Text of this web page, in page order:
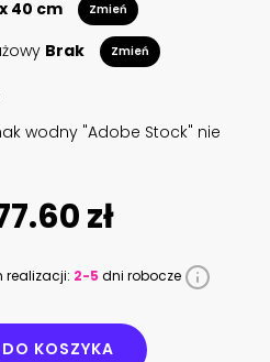
40 cm Zmień
Brak Zmień
wodny "Adobe Stock" nie
zł
realizacji: 2-5 dni robocze
KOSZYKA